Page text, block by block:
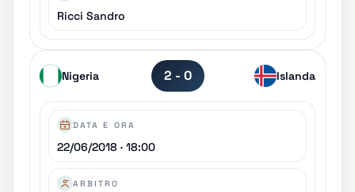
Ricci Sandro
Nigeria 2 - 0 Islanda
DATA E ORA
22/06/2018 · 18:00
ARBITRO